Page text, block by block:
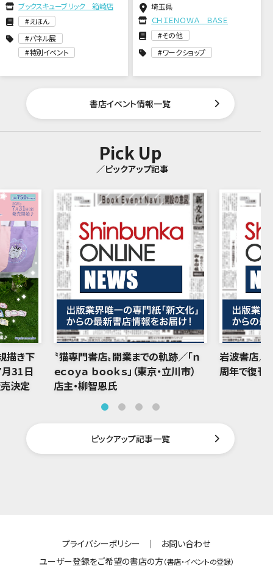
ブックスキューブリック 箱崎店
えほん
パネル展
特別イベント
埼玉県
ＣＨＩＥＮＯＷＡ ＢＡＳＥ
その他
ワークショップ
書店イベント情報一覧
Pick Up
／ピックアップ記事
描き下
月31日
決定
〝猫専門書店〟開業までの軌跡／「ｎ
ｅｃｏｙａ ｂｏｏｋｓ」（東京・立川市）
店主・柳智恩氏
岩波書店／
周年で復刊
ピックアップ記事一覧
プライバシーポリシー ｜
お問い合わせ
ユーザー登録をご希望の書店の方（書店・イベントの登録）